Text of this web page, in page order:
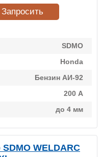
SDMO
Honda
Бензин АИ-92
200 А
до 4 мм
Запросить
WELDARC